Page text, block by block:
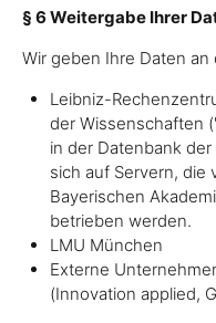
§ 6 Weitergabe Ihrer
Wir geben Ihre Daten
Leibniz-
der Wissenschaften
in der Datenbank
sich auf Servern, die
Bayerischen
betrieben werden.
LMU München
Externe
(Innovation applied,